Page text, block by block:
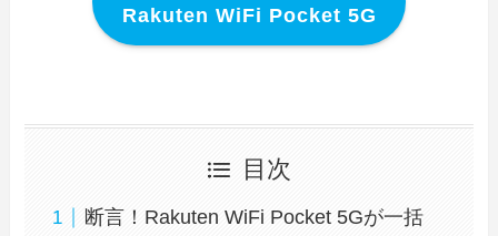
Rakuten WiFi Pocket 5G
目次
断言！Rakuten WiFi Pocket 5Gが一括